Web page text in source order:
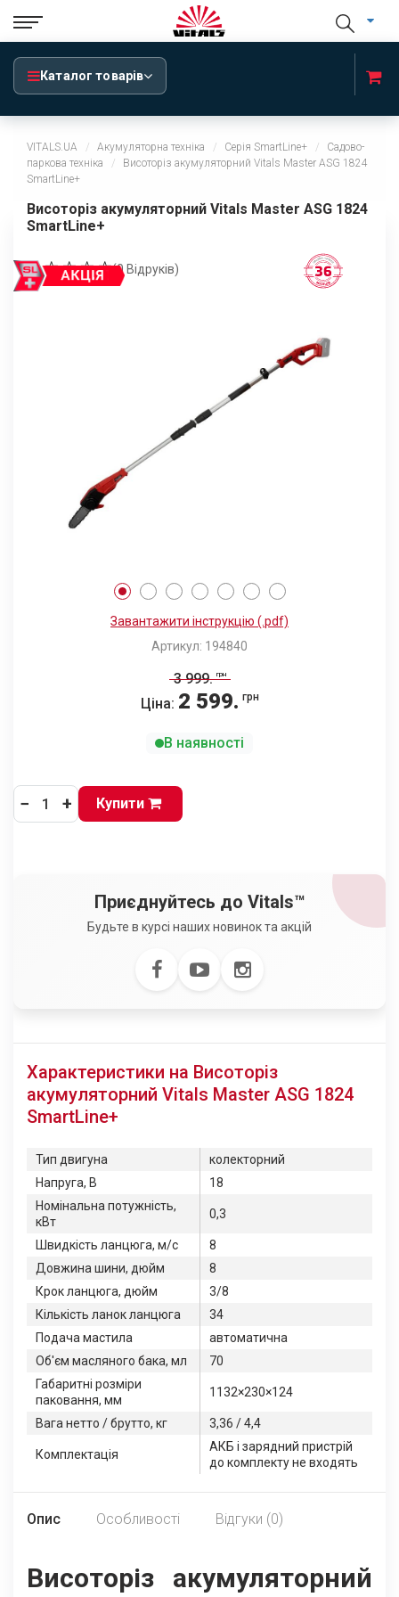
Каталог товарів
VITALS.UA Акумуляторна техніка Серія SmartLine+
Садово-
паркова техніка
Висоторіз акумуляторний Vitals Master ASG 1824
SmartLine+
Висоторіз акумуляторний Vitals Master ASG 1824
SmartLine+
(0 Відруків)
Завантажити інструкцію (.pdf)
Артикул: 194840
3 999. грн
Ціна: 2 599. грн
В наявності
− + Купити
Приєднуйтесь до Vitals™
Будьте в курсі наших новинок та акцій
Характеристики на Висоторіз
акумуляторний Vitals Master ASG 1824
SmartLine+
Тип двигуна
колекторний
Напруга, В
18
Номінальна потужність,
кВт
0,3
Швидкість ланцюга, м/с
8
Довжина шини, дюйм
8
Крок ланцюга, дюйм
3/8
Кількість ланок ланцюга
34
Подача мастила
автоматична
Об'єм масляного бака, мл
70
Габаритні розміри
паковання, мм
1132×230×124
Вага нетто / брутто, кг 3,36 / 4,4
Комплектація
АКБ і зарядний пристрій
до комплекту не входять
Опис Особливості Відгуки (0)
Висоторіз акумуляторний